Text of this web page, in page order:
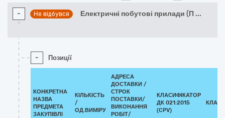
- Не відбувся Електричні побутові прилади (П ...
- Позиції
КОНКРЕТНА
НАЗВА
ПРЕДМЕТА
ЗАКУПІВЛІ
КІЛЬКІСТЬ
/
ОД.ВИМІРУ
АДРЕСА
ДОСТАВКИ /
СТРОК
ПОСТАВКИ/
ВИКОНАННЯ
РОБІТ/
КЛАСИФІКАТОР
ДК 021:2015
(CPV)